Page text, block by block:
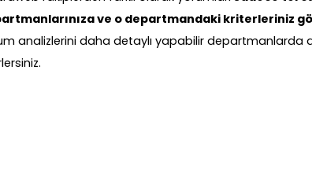
ve o departmandaki kriterleriniz
analizlerini daha detaylı yapabilir departmanlarda